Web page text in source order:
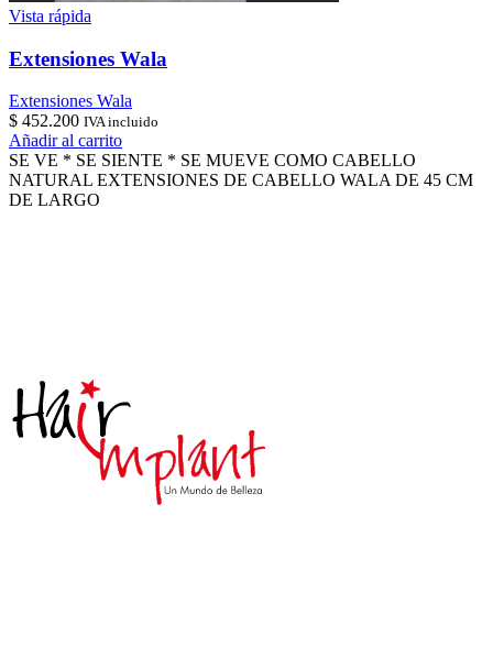
Vista rápida
Extensiones Wala
Extensiones Wala
$ 452.200 IVA incluido
Añadir al carrito
SE VE * SE SIENTE * SE MUEVE COMO CABELLO
NATURAL EXTENSIONES DE CABELLO WALA DE 45 CM
DE LARGO